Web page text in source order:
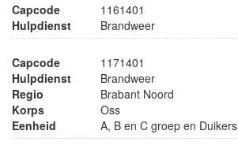
Capcode
1161401
Hulpdienst
Brandweer
Capcode
1171401
Hulpdienst
Brandweer
Regio
Brabant Noord
Korps
Oss
Eenheid
A, B en C groep en Duikers